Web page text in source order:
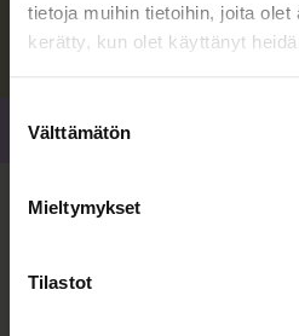
tietoja muihin tietoihin, joita olet
kerätty, kun olet käyttänyt
valinta
Välttämätön
Mieltymykset
Tilastot
Lue lisää kirjoittajasta
Lisää kirjoittajalta